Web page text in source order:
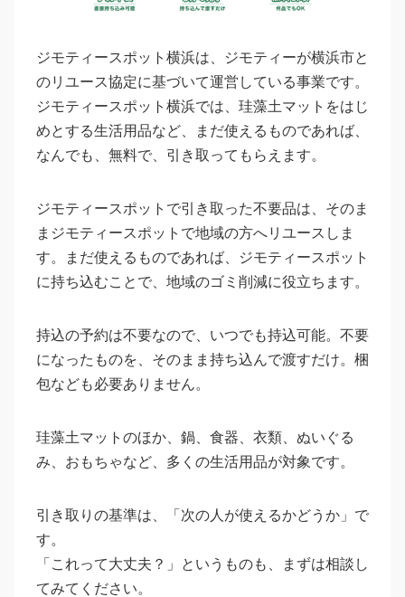
ジモティースポット横浜は、ジモティーが横浜市と
のリユース協定に基づいて運営している事業です。
ジモティースポット横浜では、珪藻土マットをはじ
めとする生活用品など、まだ使えるものであれば、
なんでも、無料で、引き取ってもらえます。
ジモティースポットで引き取った不要品は、そのま
まジモティースポットで地域の方へリユースしま
す。まだ使えるものであれば、ジモティースポット
に持ち込むことで、地域のゴミ削減に役立ちます。
持込の予約は不要なので、いつでも持込可能。不要
になったものを、そのまま持ち込んで渡すだけ。梱
包なども必要ありません。
珪藻土マットのほか、鍋、食器、衣類、ぬいぐる
み、おもちゃなど、多くの生活用品が対象です。
引き取りの基準は、「次の人が使えるかどうか」で
す。
「これって大丈夫？」というものも、まずは相談し
てみてください。